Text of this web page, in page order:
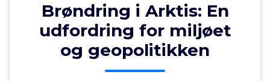
Brøndring i Arktis: En
udfordring for miljøet
og geopolitikken